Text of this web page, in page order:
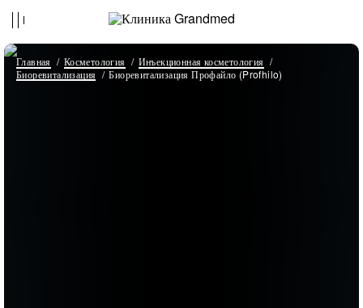
Главная Косметология
Инъекционная косметология
Биоревитализация
Биоревитализация Профайло (Profhilo)